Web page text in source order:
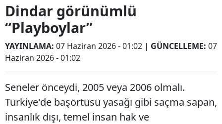
Dindar görünümlü
“Playboylar”
YAYINLAMA: 07 Haziran 2026 - 01:02 | GÜNCELLEME: 07
Haziran 2026 - 01:02
Seneler önceydi, 2005 veya 2006 olmalı.
Türkiye'de başörtüsü yasağı gibi saçma sapan,
insanlık dışı, temel insan hak ve